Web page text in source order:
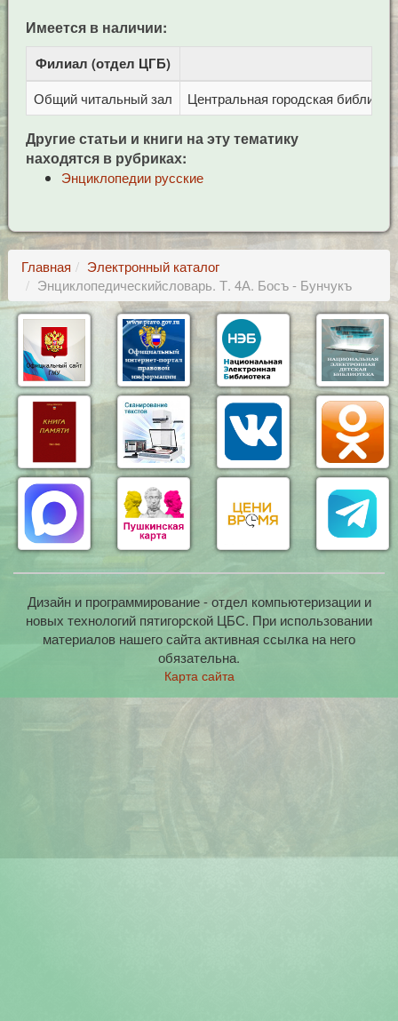
Имеется в наличии:
Филиал (отдел ЦГБ)
Общий читальный зал Центральная городская
Другие статьи и книги на эту тематику
находятся в рубриках:
Энциклопедии русские
Главная
Электронный каталог
Энциклопедическийсловарь. Т. 4А. Босъ - Бунчукъ
Дизайн и программирование - отдел компьютеризации и
новых технологий пятигорской ЦБС. При использовании
материалов нашего сайта активная ссылка на него
обязательна.
Карта сайта